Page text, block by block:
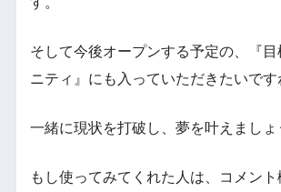
そして今後オープンする予定の、『目
ニティ』にも入っていただきたいです
一緒に現状を打破し、夢を叶えましょ
もし使ってみてくれた人は、コメン